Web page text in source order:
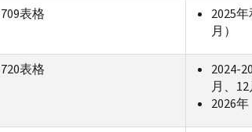
709表格
2025
月）
720表格
2024-
月、12
2026